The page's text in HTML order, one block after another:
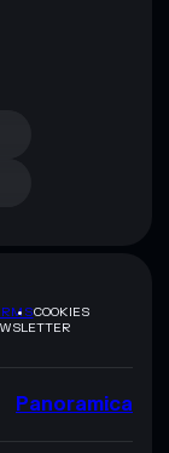
COOKIES
Panoramica